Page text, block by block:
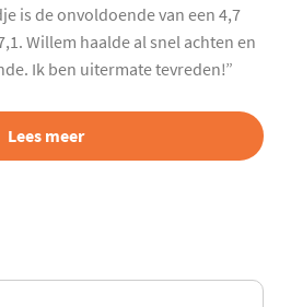
is de onvoldoende van een 4,7
Willem haalde al snel achten en
Ik ben uitermate tevreden!”
Lees meer